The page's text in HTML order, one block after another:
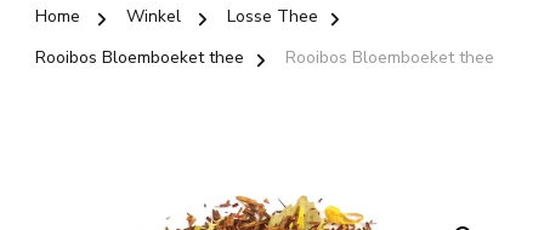
Home Winkel
Losse Thee
Rooibos Bloemboeket thee
Rooibos Bloemboeket thee